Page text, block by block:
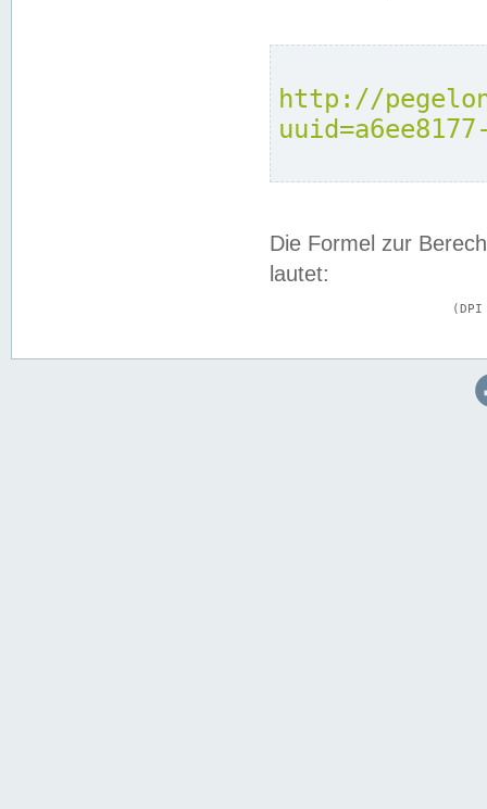
http://
Die Formel zur
lautet: